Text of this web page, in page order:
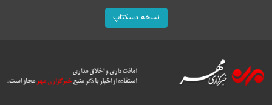
نسخه دسکتاپ